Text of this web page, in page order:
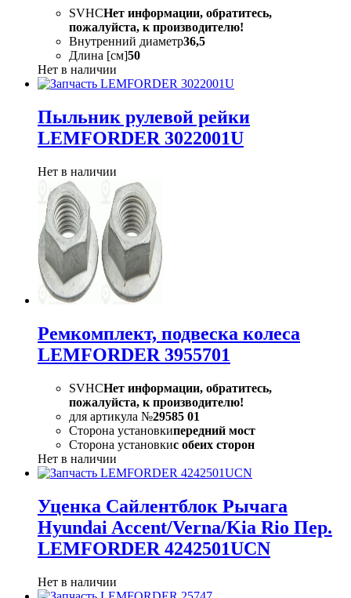
SVHCНет информации, обратитесь,
пожалуйста, к производителю!
Внутренний диаметр36,5
Длина [см]50
Нет в наличии
Пыльник рулевой рейки
LEMFORDER 3022001U
Нет в наличии
Ремкомплект, подвеска колеса
LEMFORDER 3955701
SVHCНет информации, обратитесь,
пожалуйста, к производителю!
для артикула №29585 01
Сторона установкипередний мост
Сторона установкис обеих сторон
Нет в наличии
Уценка Сайлентблок Рычага
Hyundai Accent/Verna/Kia Rio Пер.
LEMFORDER 4242501UCN
Нет в наличии